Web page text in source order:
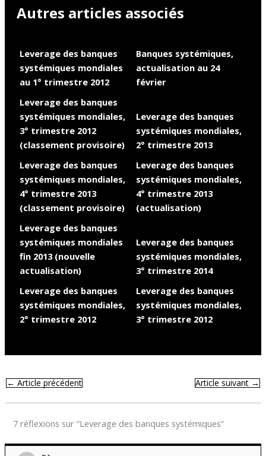
Autres articles associés
Leverage des banques
systémiques mondiales
au 1° trimestre 2012
Banques systémiques,
actualisation au 24
février
Leverage des banques
systémiques mondiales,
3° trimestre 2012
(classement provisoire)
Leverage des banques
systémiques mondiales,
2° trimestre 2013
Leverage des banques
systémiques mondiales,
4° trimestre 2013
(classement provisoire)
Leverage des banques
systémiques mondiales,
4° trimestre 2013
(actualisation)
Leverage des banques
systémiques mondiales
fin 2013 (nouvelle
actualisation)
Leverage des banques
systémiques mondiales,
3° trimestre 2014
Leverage des banques
systémiques mondiales,
2° trimestre 2012
Leverage des banques
systémiques mondiales,
3° trimestre 2012
← Article précédent Article suivant →
7 réflexions sur “Leverage des banques systémiques”